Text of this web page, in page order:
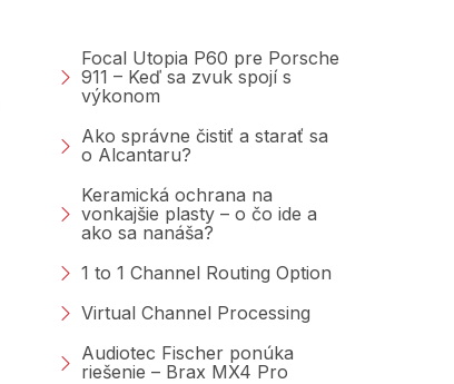
Focal Utopia P60 pre Porsche
911 – Keď sa zvuk spojí s
výkonom
Ako správne čistiť a starať sa
o Alcantaru?
Keramická ochrana na
vonkajšie plasty – o čo ide a
ako sa nanáša?
1 to 1 Channel Routing Option
Virtual Channel Processing
Audiotec Fischer ponúka
riešenie – Brax MX4 Pro